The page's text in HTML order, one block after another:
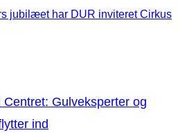
jubilæet har DUR inviteret Cirkus
Gulveksperter og
ind